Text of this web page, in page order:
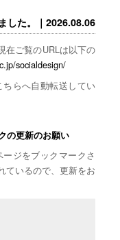
した。｜2026.08.06
在ご覧のURLは以下の
socialdesign/
らへ自動転送してい
の更新のお願い
ジをブックマークさ
ているので、更新をお